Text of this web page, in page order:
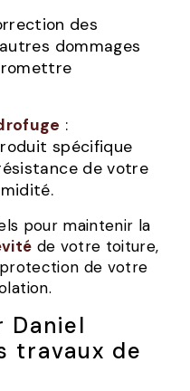
des
dommages
:
spécifique
de votre
pour maintenir la
de votre toiture,
de votre
travaux de